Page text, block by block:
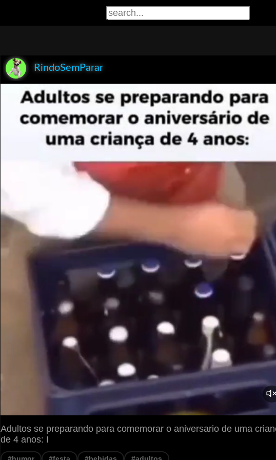
RindoSemParar
Adultos se preparando para comemorar o aniversario de uma
de 4 anos: I